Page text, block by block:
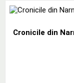
Cronicile din